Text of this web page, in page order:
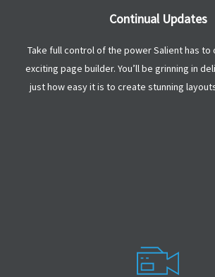
Continual Updates
Take full control of the power Salient has to
exciting page builder. You’ll be grinning in
just how easy it is to create stunning